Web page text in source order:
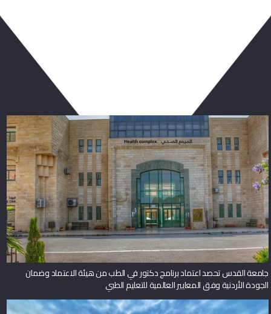
جامعة القدس تحصد اعتماد برنامج دكتور في الطب من هيئة الاعتماد وضمان
الجودة الأردنية وفق المعايير العالمية للتعليم الطبي